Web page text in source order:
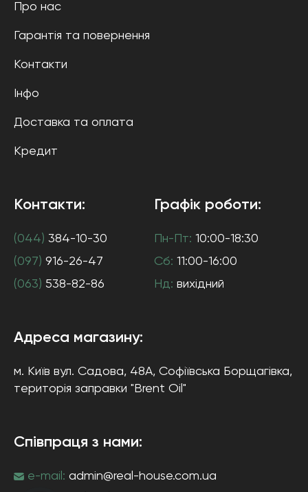
Про нас
Гарантія та повернення
Контакти
Інфо
Доставка та оплата
Кредит
Контакти:
(044) 384-10-30
(097) 916-26-47
(063) 538-82-86
Графік роботи:
Пн-Пт: 10:00-18:30
Сб: 11:00-16:00
Нд: вихідний
Адреса магазину:
м. Київ вул. Садова, 48А, Софіївська Борщагівка,
територія заправки "Brent Oil"
Співпраця з нами:
e-mail: admin@real-house.com.ua